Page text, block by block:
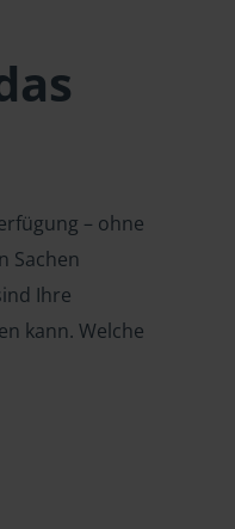
– ohne
Sachen
Ihre
kann. Welche